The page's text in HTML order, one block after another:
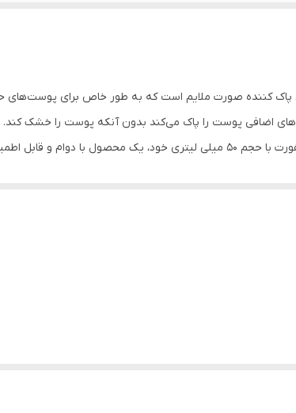
50میلی لیتری لانکوم یک محصول پاک کننده صورت ملایم است که به طور
اضافی پوست را پاک می‌کند بدون آنکه پوست را خشک کند.
لانکوم به شمار می‌رود.